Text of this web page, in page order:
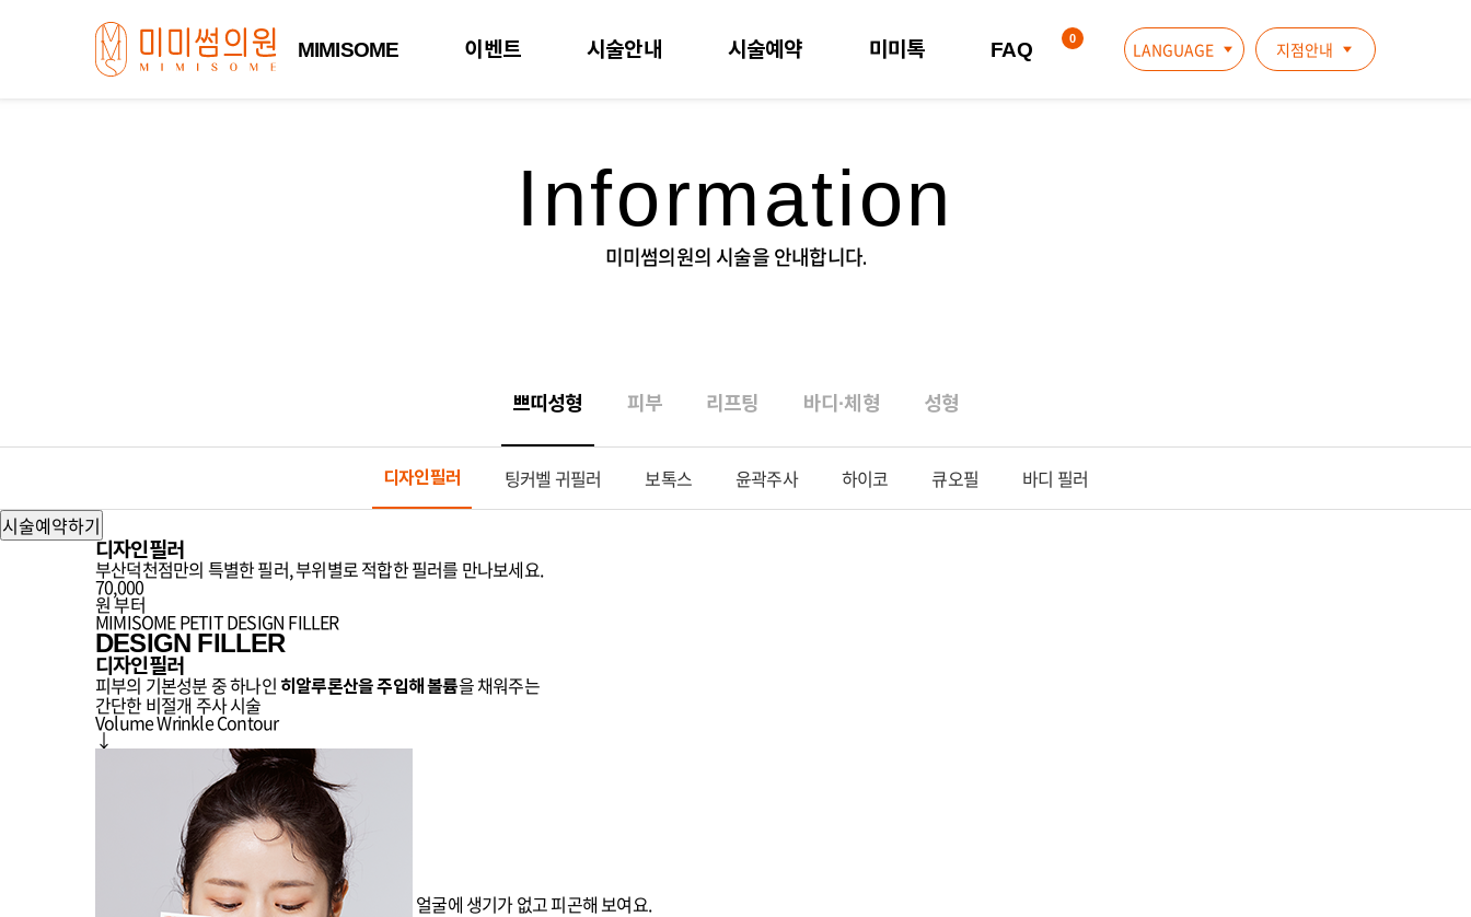
MIMISOME 이벤트 시술안내 시술예약 미미톡 FAQ 장바구니
0
LANGUAGE 지점안내
Information
미미썸의원의 시술을 안내합니다.
쁘띠성형 피부 리프팅 바디·체형 성형
디자인필러 팅커벨 귀필러 보톡스 윤곽주사 하이코 큐오필
바디 필러
next
prev
시술예약하기
디자인필러
부산덕천점만의 특별한 필러, 부위별로 적합한 필러를 만나보세요.
70,000
원 부터
MIMISOME PETITDESIGN FILLER
DESIGN FILLER
디자인필러
피부의 기본성분 중 하나인 히알루론산을 주입해 볼륨을 채워주는
간단한 비절개 주사 시술
VolumeWrinkleContour
↓
얼굴에 생기가 없고 피곤해 보여요.